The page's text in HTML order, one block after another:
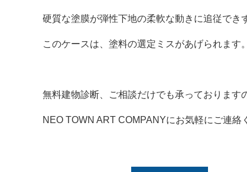
硬質な塗膜が弾性下地の柔軟な動きに追従でき
このケースは、塗料の選定ミスがあげられます。
無料建物診断、ご相談だけでも承っております
NEO TOWN ART COMPANYにお気軽にご連絡